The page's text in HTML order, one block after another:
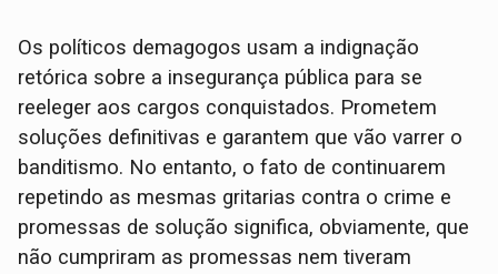
Os políticos demagogos usam a indignação
retórica sobre a insegurança pública para se
reeleger aos cargos conquistados. Prometem
soluções definitivas e garantem que vão varrer o
banditismo. No entanto, o fato de continuarem
repetindo as mesmas gritarias contra o crime e
promessas de solução significa, obviamente, que
não cumpriram as promessas nem tiveram